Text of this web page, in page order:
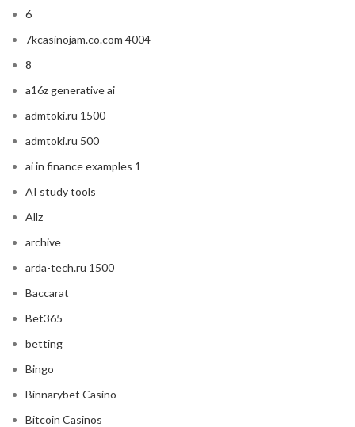
6
7kcasinojam.co.com 4004
8
a16z generative ai
admtoki.ru 1500
admtoki.ru 500
ai in finance examples 1
AI study tools
Allz
archive
arda-tech.ru 1500
Baccarat
Bet365
betting
Bingo
Binnarybet Casino
Bitcoin Casinos